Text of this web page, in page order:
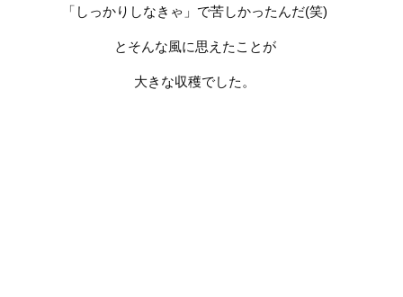
「しっかりしなきゃ」で苦しかったんだ(笑)
とそんな風に思えたことが
大きな収穫でした。